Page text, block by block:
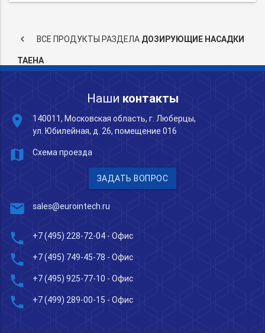
keyboard_arrow_left ВСЕ ПРОДУКТЫ РАЗДЕЛА ДОЗИРУЮЩИЕ НАСАДКИ
TAEHA
Наши контакты
place
140011, Московская область, г. Люберцы,
ул. Юбилейная, д. 26, помещение 016
map Схема проезда
ЗАДАТЬ ВОПРОС
mail sales@eurointech.ru
phone +7 (495) 228-72-04 - Офис
phone +7 (495) 749-45-78 - Офис
phone +7 (495) 925-77-10 - Офис
phone +7 (499) 289-00-15 - Офис